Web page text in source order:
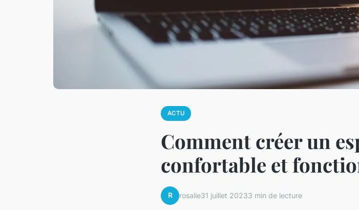
ACTU
Comment créer un
confortable et
R rosalie31 juillet 20233 min de lecture